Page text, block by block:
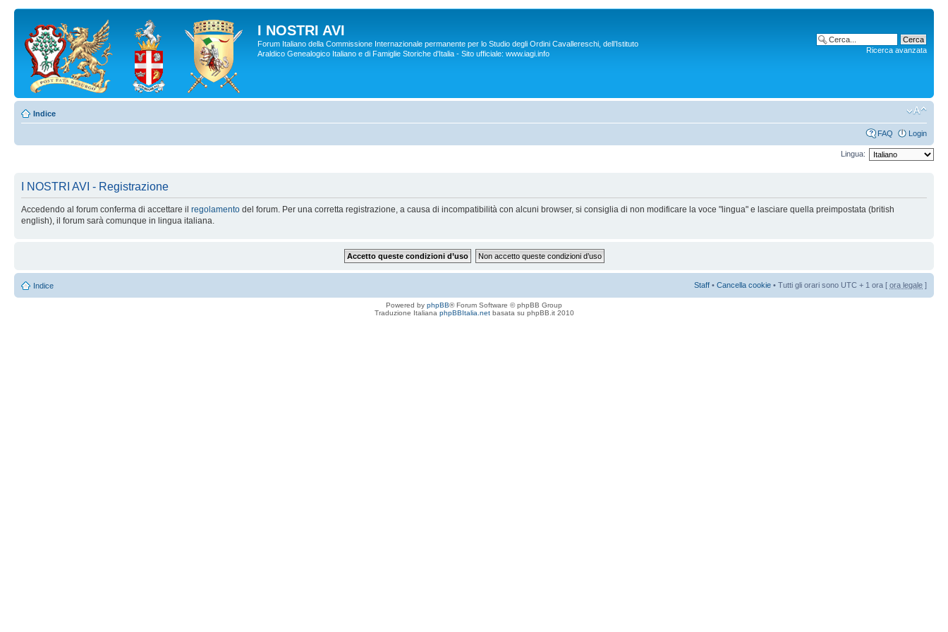
I NOSTRI AVI
Forum Italiano della Commissione Internazionale permanente per lo Studio degli Ordini Cavallereschi, dell’Istituto
Araldico Genealogico Italiano e di Famiglie Storiche d'Italia - Sito ufficiale: www.iagi.info
Ricerca avanzata
Indice
FAQ Login
Lingua:
I NOSTRI AVI - Registrazione
Accedendo al forum conferma di accettare il regolamento del forum. Per una corretta registrazione, a causa di incompatibilità con alcuni browser, si consiglia di non modificare la voce "lingua" e lasciare quella preimpostata (british
english), il forum sarà comunque in lingua italiana.
Indice Staff • Cancella cookie • Tutti gli orari sono UTC + 1 ora [ ora legale ]
Powered by phpBB® Forum Software © phpBB Group
Traduzione Italiana phpBBItalia.netbasata su phpBB.it 2010